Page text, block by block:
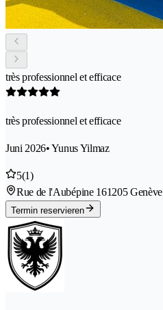
très professionnel et efficace
très professionnel et efficace
Juni 2026• Yunus Yilmaz
5(1)
Rue de l'Aubépine 161205 Genève
Termin reservieren